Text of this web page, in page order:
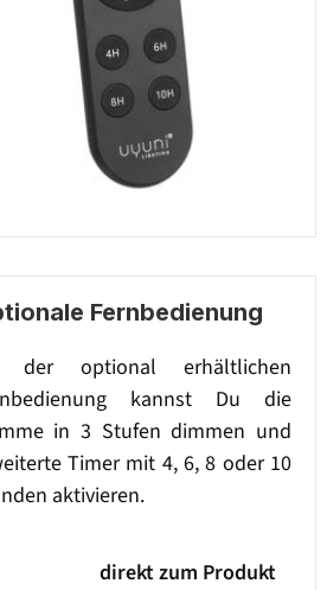
Fernbedienung
der optional erhältlichen
kannst Du die
in 3 Stufen dimmen und
Timer mit 4, 6, 8 oder 10
aktivieren.
direkt zum Produkt